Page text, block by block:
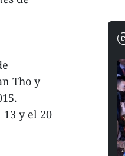
Tho y
y el 20